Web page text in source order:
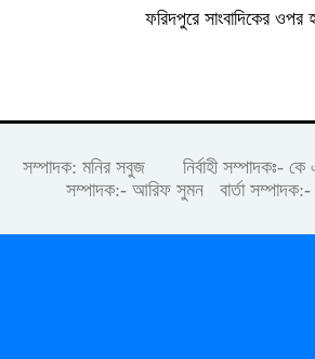
ফরিদপুরে সাংবাদিকের ওপর
সম্পাদক: মনির সবুজ নির্বাহী সম্পাদকঃ-
সম্পাদক:- আরিফ সুমন বার্তা